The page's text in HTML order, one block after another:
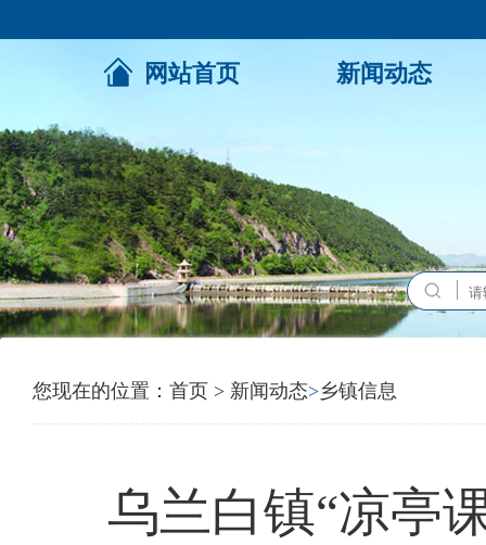
网站首页 新闻动态
您现在的位置： 首页 > 新闻动态>乡镇信息
乌兰白镇“凉亭